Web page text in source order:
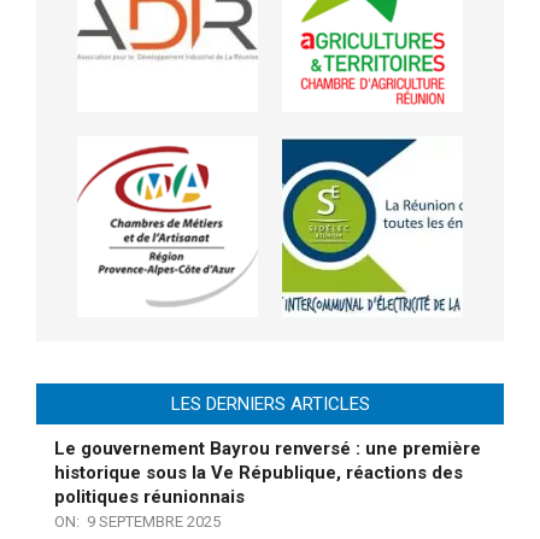
LES DERNIERS ARTICLES
Le gouvernement Bayrou renversé : une première
historique sous la Ve République, réactions des
politiques réunionnais
ON: 9 SEPTEMBRE 2025